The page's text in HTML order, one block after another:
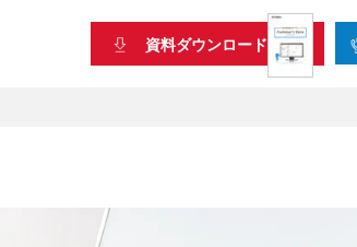
資料ダウンロード